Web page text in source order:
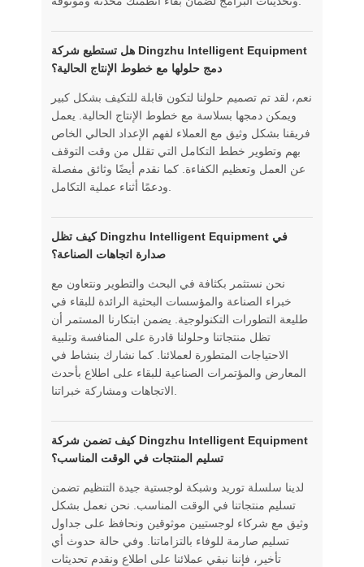
هل تستطيع شركة Dingzhu Intelligent Equipment
دمج حلولها مع خطوط الإنتاج الحالية؟
نعم، لقد تم تصميم حلولنا لتكون قابلة للتكيف بشكل كبير
ويمكن دمجها بسلاسة مع خطوط الإنتاج الحالية. يعمل
فريقنا بشكل وثيق مع العملاء لفهم الإعداد الحالي الخاص
بهم وتطوير خطط التكامل التي تقلل من وقت التوقف
عن العمل وتعظيم الكفاءة. كما نقدم أيضًا وثائق مفصلة
كيف تظل Dingzhu Intelligent Equipment في
صدارة اتجاهات الصناعة؟
نحن نستثمر بكثافة في البحث والتطوير ونتعاون مع
خبراء الصناعة والمؤسسات البحثية الرائدة للبقاء في
طليعة التطورات التكنولوجية. يضمن ابتكارنا المستمر أن
تظل منتجاتنا وحلولنا قادرة على المنافسة وتلبية
الاحتياجات المتطورة لعملائنا. كما نشارك بنشاط في
المعارض والمؤتمرات الصناعية للبقاء على اطلاع بأحدث
كيف تضمن شركة Dingzhu Intelligent Equipment
تسليم المنتجات في الوقت المناسب؟
لدينا سلسلة توريد وشبكة لوجستية جيدة التنظيم تضمن
تسليم منتجاتنا في الوقت المناسب. نحن نعمل بشكل
وثيق مع شركاء لوجستيين موثوقين ونحافظ على جداول
تسليم صارمة للوفاء بالتزاماتنا. وفي حالة حدوث أي
تأخير، فإننا نبقي عملائنا على اطلاع ونقدم تحديثات